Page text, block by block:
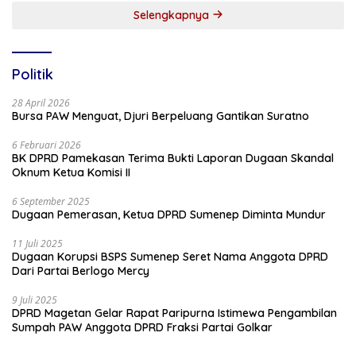
Selengkapnya
Politik
28 April 2026
Bursa PAW Menguat, Djuri Berpeluang Gantikan Suratno
6 Februari 2026
BK DPRD Pamekasan Terima Bukti Laporan Dugaan Skandal
Oknum Ketua Komisi II
6 September 2025
Dugaan Pemerasan, Ketua DPRD Sumenep Diminta Mundur
11 Juli 2025
Dugaan Korupsi BSPS Sumenep Seret Nama Anggota DPRD
Dari Partai Berlogo Mercy
9 Juli 2025
DPRD Magetan Gelar Rapat Paripurna Istimewa Pengambilan
Sumpah PAW Anggota DPRD Fraksi Partai Golkar